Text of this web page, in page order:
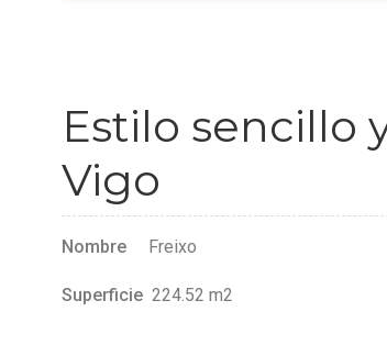
Estilo sencillo
Vigo
Nombre Freixo
Superficie 224.52 m2